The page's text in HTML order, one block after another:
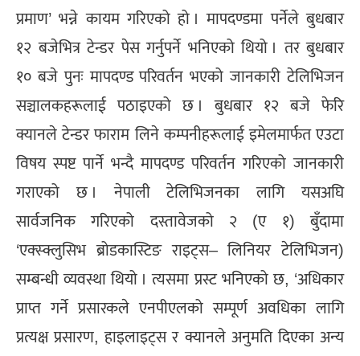
प्रमाण’ भन्ने कायम गरिएको हो । मापदण्डमा पर्नेले बुधबार
१२ बजेभित्र टेन्डर पेस गर्नुपर्ने भनिएको थियो । तर बुधबार
१० बजे पुनः मापदण्ड परिवर्तन भएको जानकारी टेलिभिजन
सञ्चालकहरूलाई पठाइएको छ । बुधबार १२ बजे फेरि
क्यानले टेन्डर फाराम लिने कम्पनीहरूलाई इमेलमार्फत एउटा
विषय स्पष्ट पार्ने भन्दै मापदण्ड परिवर्तन गरिएको जानकारी
गराएको छ । नेपाली टेलिभिजनका लागि यसअघि
सार्वजनिक गरिएको दस्तावेजको २ (ए १) बुँदामा
‘एक्स्क्लुसिभ ब्रोडकास्टिङ राइट्स– लिनियर टेलिभिजन)
सम्बन्धी व्यवस्था थियो । त्यसमा प्रस्ट भनिएको छ, ‘अधिकार
प्राप्त गर्ने प्रसारकले एनपीएलको सम्पूर्ण अवधिका लागि
प्रत्यक्ष प्रसारण, हाइलाइट्स र क्यानले अनुमति दिएका अन्य